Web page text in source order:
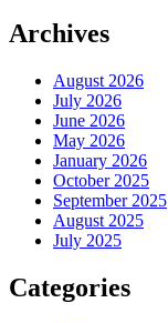
Archives
August 2026
July 2026
June 2026
May 2026
January 2026
October 2025
September 2025
August 2025
July 2025
Categories